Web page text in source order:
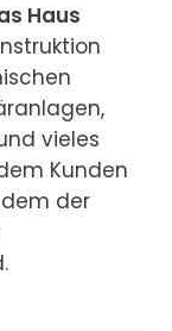
Haus
vieles
Kunden
der